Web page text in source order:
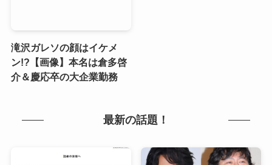
滝沢ガレソの顔はイケメ
ン!?【画像】本名は倉多啓
介＆慶応卒の大企業勤務
最新の話題！